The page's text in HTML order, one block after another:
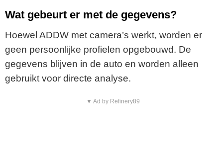
Wat gebeurt er met de gegevens?
Hoewel ADDW met camera’s werkt, worden er
geen persoonlijke profielen opgebouwd. De
gegevens blijven in de auto en worden alleen
gebruikt voor directe analyse.
▼ Ad by Refinery89